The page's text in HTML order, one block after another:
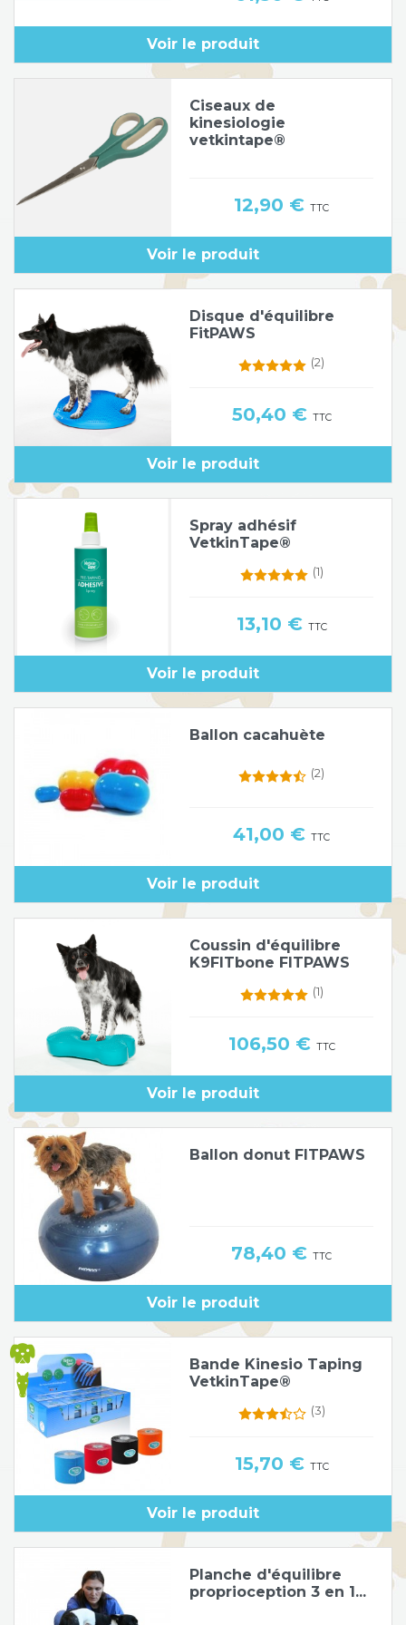
Voir le produit
Ciseaux de
kinesiologie
vetkintape®
Prix
12,90 €TTC
Voir le produit
Disque d'équilibre
FitPAWS
(2)
Prix
50,40 € TTC
Voir le produit
Spray adhésif
VetkinTape®
(1)
Prix
13,10 € TTC
Voir le produit
Ballon cacahuète
(2)
Prix
41,00 €TTC
Voir le produit
Coussin d'équilibre
K9FITbone FITPAWS
(1)
Prix
106,50 € TTC
Voir le produit
Ballon donut FITPAWS
Prix
78,40 €TTC
Voir le produit
Bande Kinesio Taping
VetkinTape®
(3)
Prix
15,70 € TTC
Voir le produit
Planche d'équilibre
proprioception 3 en 1...
Poids de jambe